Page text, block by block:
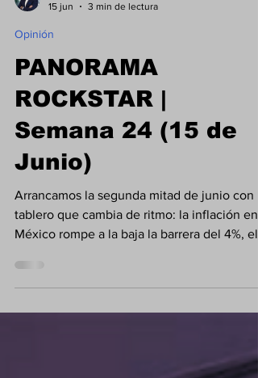
15 jun
Opinión
PANORAMA
ROCKSTAR |
Semana 24 (15 de
Junio)
Arrancamos la segunda mitad de junio con
tablero que cambia de ritmo: la inflación en
México rompe a la baja la barrera del 4%, el